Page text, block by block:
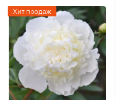
Хит продаж